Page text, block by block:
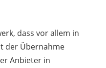
dass vor allem in
der Übernahme
Anbieter in